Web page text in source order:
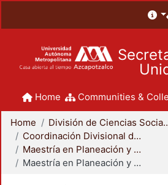
Home Communities &
Home
División de
Coordinación Divisional de Posgrado
Maestría en Planeación y Políticas Metropolitanas
Maestría en Planeación y Políticas Metropolitanas